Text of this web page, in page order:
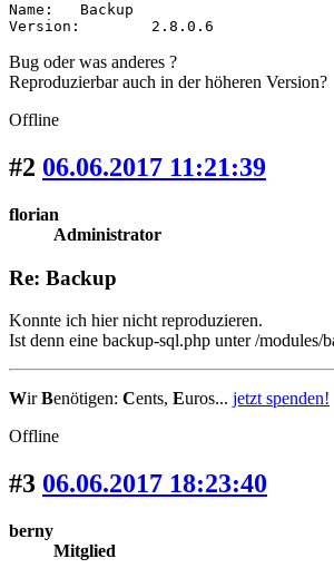
Name: 	Backup
Version: 	2.8.0.6
Bug oder was anderes ?
Reproduzierbar auch in der höheren Version?
Offline
#2 06.06.2017 11:21:39
florian
Administrator
Re: Backup
Konnte ich hier nicht reproduzieren.
Ist denn eine backup-sql.php unter /
WirBenötigen: Cents, Euros... jetzt spenden!
Offline
#3 06.06.2017 18:23:40
berny
Mitglied